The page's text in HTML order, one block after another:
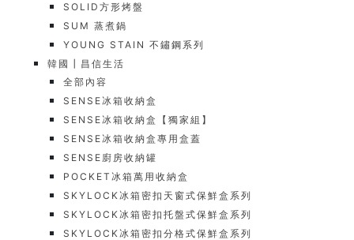
SOLID方形烤盤
SUM 蒸煮鍋
YOUNG STAIN 不鏽鋼系列
韓國┃昌信生活
全部內容
SENSE冰箱收納盒
SENSE冰箱收納盒【獨家組】
SENSE冰箱收納盒專用盒蓋
SENSE廚房收納罐
POCKET冰箱萬用收納盒
SKYLOCK冰箱密扣天窗式保鮮盒系列
SKYLOCK冰箱密扣托盤式保鮮盒系列
SKYLOCK冰箱密扣分格式保鮮盒系列